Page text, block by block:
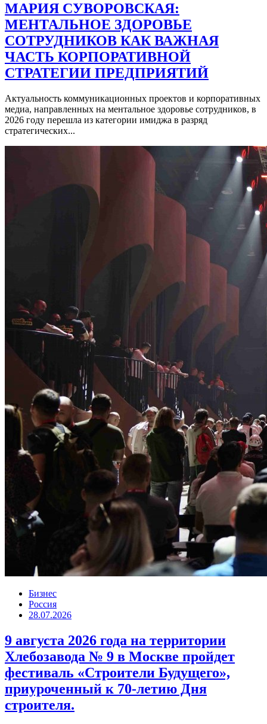
МАРИЯ СУВОРОВСКАЯ:
МЕНТАЛЬНОЕ ЗДОРОВЬЕ
СОТРУДНИКОВ КАК ВАЖНАЯ
ЧАСТЬ КОРПОРАТИВНОЙ
СТРАТЕГИИ ПРЕДПРИЯТИЙ
Актуальность коммуникационных проектов и корпоративных
медиа, направленных на ментальное здоровье сотрудников, в
2026 году перешла из категории имиджа в разряд
стратегических...
Бизнес
Россия
28.07.2026
9 августа 2026 года на территории
Хлебозавода № 9 в Москве пройдет
фестиваль «Строители Будущего»,
приуроченный к 70-летию Дня
строителя.